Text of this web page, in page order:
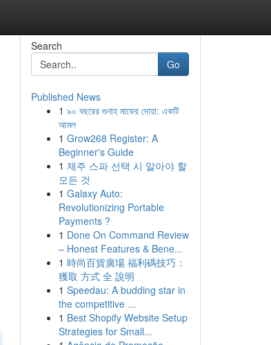
Search
Go
Published News
1 ৯০ বছরের গুনাহ মাফের দোয়া: একটি
আমল
1 Grow268 Register: A
Beginner's Guide
1 제주 스파 선택 시 알아야 할
모든 것
1 Galaxy Auto:
Revolutionizing Portable
Payments ?
1 Done On Command Review
– Honest Features & Bene...
1 時尚百貨廣場 福利碼技巧：
獲取 方式 全 說明
1 Speedau: A budding star in
the competitive ...
1 Best Shopify Website Setup
Strategies for Small...